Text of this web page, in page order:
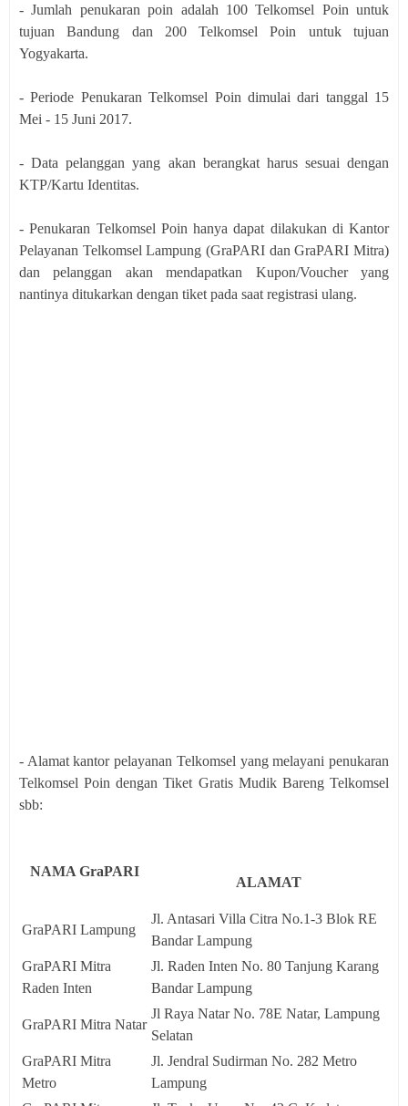
- Jumlah penukaran poin adalah 100 Telkomsel Poin untuk
tujuan Bandung dan 200 Telkomsel Poin untuk tujuan
Yogyakarta.
- Periode Penukaran Telkomsel Poin dimulai dari tanggal 15
Mei - 15 Juni 2017.
- Data pelanggan yang akan berangkat harus sesuai dengan
KTP/Kartu Identitas.
- Penukaran Telkomsel Poin hanya dapat dilakukan di Kantor
Pelayanan Telkomsel Lampung (GraPARI dan GraPARI Mitra)
dan pelanggan akan mendapatkan Kupon/Voucher yang
nantinya ditukarkan dengan tiket pada saat registrasi ulang.
- Alamat kantor pelayanan Telkomsel yang melayani penukaran
Telkomsel Poin dengan Tiket Gratis Mudik Bareng Telkomsel
sbb:
NAMA GraPARI
ALAMAT
GraPARI Lampung
Jl. Antasari Villa Citra No.1-3 Blok RE
Bandar Lampung
GraPARI Mitra
Raden Inten
Jl. Raden Inten No. 80 Tanjung Karang
Bandar Lampung
GraPARI Mitra Natar
Jl Raya Natar No. 78E Natar, Lampung
Selatan
GraPARI Mitra
Metro
Jl. Jendral Sudirman No. 282 Metro
Lampung